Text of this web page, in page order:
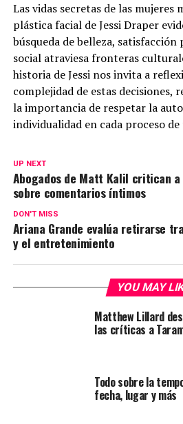
Las vidas secretas de las
plástica facial de Jessi Draper
búsqueda de belleza,
social atraviesa fronteras
historia de Jessi nos invita a
complejidad de estas decisiones,
la importancia de respetar la
individualidad en cada proceso
UP NEXT
Abogados de Matt Kalil critican a
sobre comentarios íntimos
DON'T MISS
Ariana Grande evalúa retirarse
y el entretenimiento
YOU MAY
Matthew Lillard
las críticas a
Todo sobre la
fecha, lugar y más